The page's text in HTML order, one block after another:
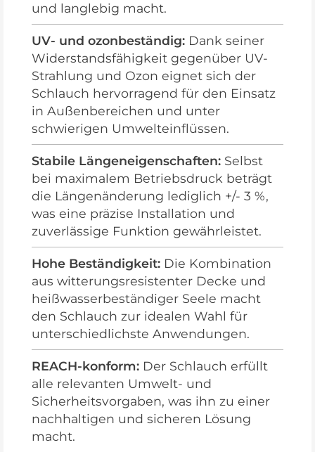
und langlebig macht.
UV- und ozonbeständig: Dank seiner
Widerstandsfähigkeit gegenüber UV-
Strahlung und Ozon eignet sich der
Schlauch hervorragend für den Einsatz
in Außenbereichen und unter
schwierigen Umwelteinflüssen.
Stabile Längeneigenschaften: Selbst
bei maximalem Betriebsdruck beträgt
die Längenänderung lediglich +/- 3 %,
was eine präzise Installation und
zuverlässige Funktion gewährleistet.
Hohe Beständigkeit: Die Kombination
aus witterungsresistenter Decke und
heißwasserbeständiger Seele macht
den Schlauch zur idealen Wahl für
unterschiedlichste Anwendungen.
REACH-konform: Der Schlauch erfüllt
alle relevanten Umwelt- und
Sicherheitsvorgaben, was ihn zu einer
nachhaltigen und sicheren Lösung
macht.